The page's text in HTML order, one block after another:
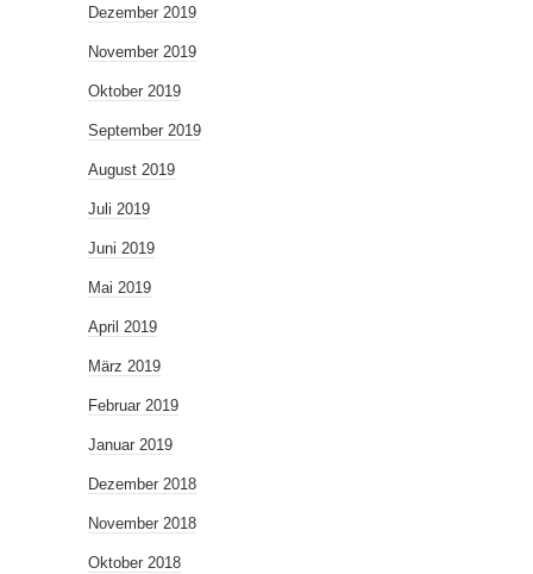
Dezember 2019
November 2019
Oktober 2019
September 2019
August 2019
Juli 2019
Juni 2019
Mai 2019
April 2019
März 2019
Februar 2019
Januar 2019
Dezember 2018
November 2018
Oktober 2018